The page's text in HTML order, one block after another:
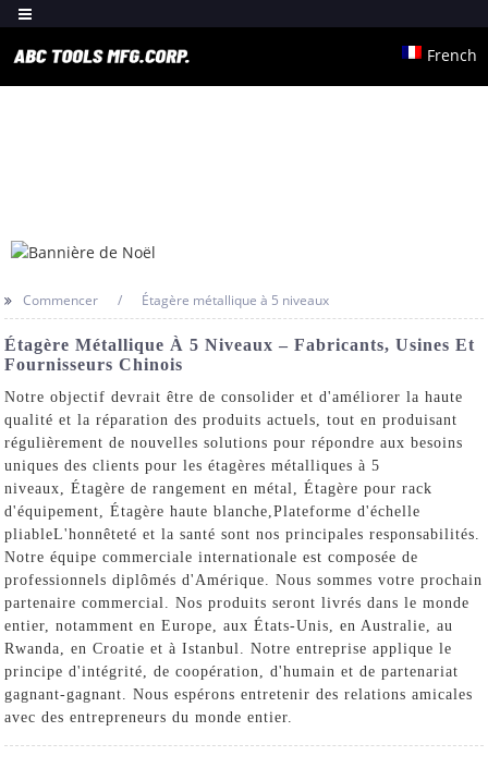
French
Commencer Étagère métallique à 5 niveaux
Étagère Métallique À 5 Niveaux – Fabricants, Usines Et
Fournisseurs Chinois
Notre objectif devrait être de consolider et d'améliorer la haute
qualité et la réparation des produits actuels, tout en produisant
régulièrement de nouvelles solutions pour répondre aux besoins
uniques des clients pour les étagères métalliques à 5
niveaux,Étagère de rangement en métal ,Étagère pour rack
d'équipement ,Étagère haute blanche ,Plateforme d'échelle
pliableL'honnêteté et la santé sont nos principales responsabilités.
Notre équipe commerciale internationale est composée de
professionnels diplômés d'Amérique. Nous sommes votre prochain
partenaire commercial. Nos produits seront livrés dans le monde
entier, notamment en Europe, aux États-Unis, en Australie, au
Rwanda, en Croatie et à Istanbul. Notre entreprise applique le
principe d'intégrité, de coopération, d'humain et de partenariat
gagnant-gagnant. Nous espérons entretenir des relations amicales
avec des entrepreneurs du monde entier.